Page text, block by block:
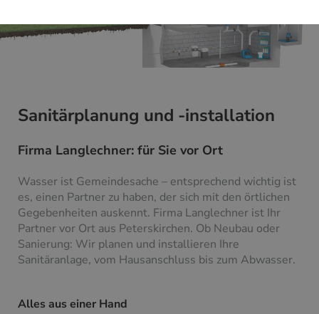
Sanitärplanung und -installation
Firma Langlechner: für Sie vor Ort
Wasser ist Gemeindesache – entsprechend wichtig ist
es, einen Partner zu haben, der sich mit den örtlichen
Gegebenheiten auskennt. Firma Langlechner ist Ihr
Partner vor Ort aus Peterskirchen. Ob Neubau oder
Sanierung: Wir planen und installieren Ihre
Sanitäranlage, vom Hausanschluss bis zum Abwasser.
Alles aus einer Hand